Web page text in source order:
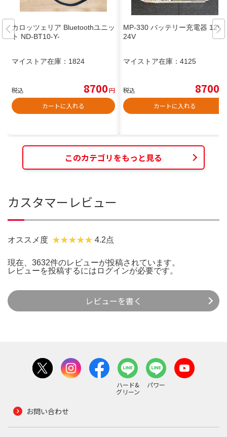
カロッツェリア Bluetoothユニッ
ト ND-BT10-Y-
マイストア在庫： 1824
税込 8700円
カートに入れる
MP-330 バッテリー充電器 12V/
24V
マイストア在庫： 4125
税込 8700
カートに入れる
このカテゴリをもっと見る
カスタマーレビュー
オススメ度 4.2点
現在、3632件のレビューが投稿されています。
レビューを投稿するには ログインが必要です。
レビューを書く
ハード&
グリーン
パワー
お問い合わせ